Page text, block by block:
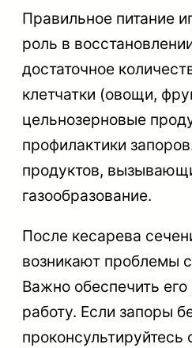
Правильное питание
роль в
достаточное
клетчатки (овощи,
цельнозерновые
профилактики
продуктов,
газообразование.
После кесарева
возникают проблемы
Важно обеспечить
работу. Если запоры
проконсультируйтесь